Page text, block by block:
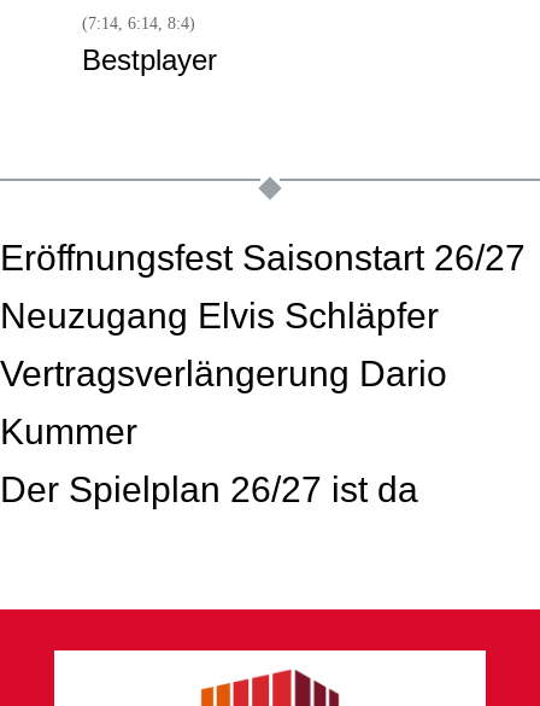
(7:14, 6:14, 8:4)
Bestplayer
Eröffnungsfest Saisonstart 26/27
Neuzugang Elvis Schläpfer
Vertragsverlängerung Dario
Kummer
Der Spielplan 26/27 ist da